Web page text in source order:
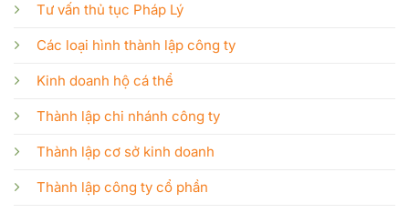
Tư vấn thủ tục Pháp Lý
Các loại hình thành lập công ty
Kinh doanh hộ cá thể
Thành lập chi nhánh công ty
Thành lập cơ sở kinh doanh
Thành lập công ty cổ phần